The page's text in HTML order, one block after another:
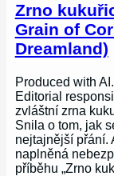
Zrno
Grain of
Dreamland)
Produced with
Editorial
zvláštní zrna
Snila o tom, jak
nejtajnější přání.
naplněná
příběhu „Zrno